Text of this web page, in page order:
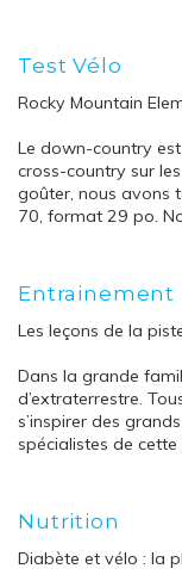
Test Vélo
Rocky Mountain
Le down-country
cross-country sur
goûter, nous avons
70, format 29 po.
Entrainement
Les leçons de la
Dans la grande
d’extraterrestre.
s’inspirer des
spécialistes de cette
Nutrition
Diabète et vélo : la